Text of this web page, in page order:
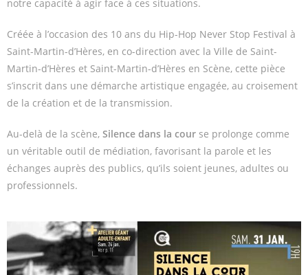
notre capacité à agir face à ces situations.
Créée à l’occasion des 10 ans du Hip-Hop Never Stop Festival à
Saint-Martin-d’Hères, en co-direction avec la Ville de Saint-
Martin-d’Hères et Saint-Martin-d’Hères en Scène, cette pièce
s’inscrit dans une démarche artistique engagée, au croisement
de la création et de la transmission.
Au-delà de la scène, Silence dans la cour se prolonge comme
un véritable outil de médiation, favorisant la parole et les
échanges auprès des publics, qu’ils soient jeunes, adultes ou
professionnels.